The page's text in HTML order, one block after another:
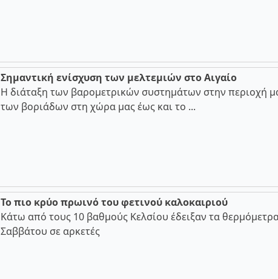
Σημαντική ενίσχυση των μελτεμιών στο Αιγαίο
Η διάταξη των βαρομετρικών συστημάτων στην περιοχή
των βοριάδων στη χώρα μας έως και το ...
Το πιο κρύο πρωινό του φετινού καλοκαιριού
Κάτω από τους 10 βαθμούς Κελσίου έδειξαν τα
Σαββάτου σε αρκετές